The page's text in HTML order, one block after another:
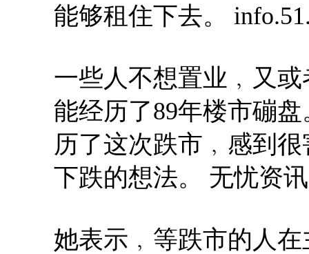
能够租住下去。
一些人不想置业﹐又
能经历了89年楼市磞
历了这次跌市﹐感到
下跌的想法。 无忧资讯
她表示﹐等跌市的人